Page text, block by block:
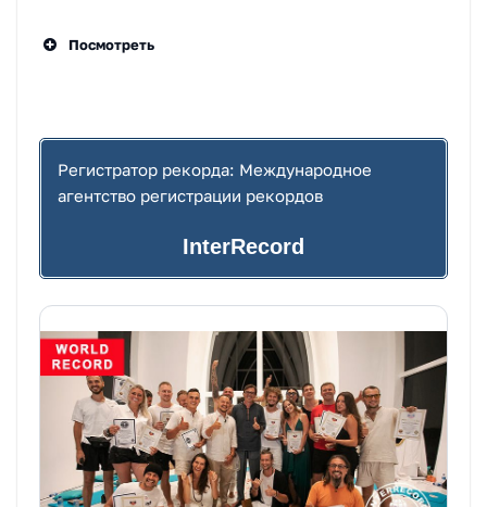
Посмотреть
Регистратор рекорда: Международное
агентство регистрации рекордов
InterRecord